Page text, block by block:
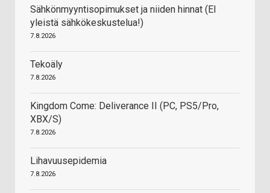
Sähkönmyyntisopimukset ja niiden hinnat (EI
yleistä sähkökeskustelua!)
7.8.2026
Tekoäly
7.8.2026
Kingdom Come: Deliverance II (PC, PS5/Pro,
XBX/S)
7.8.2026
Lihavuusepidemia
7.8.2026